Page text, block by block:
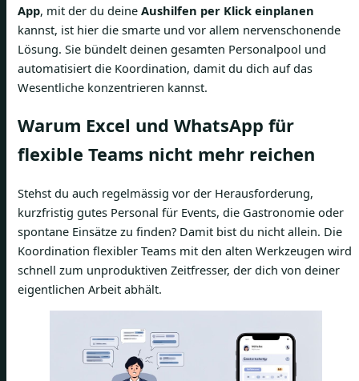
App, mit der du deine Aushilfen per Klick einplanen
kannst, ist hier die smarte und vor allem nervenschonende
Lösung. Sie bündelt deinen gesamten Personalpool und
automatisiert die Koordination, damit du dich auf das
Wesentliche konzentrieren kannst.
Warum Excel und WhatsApp für
flexible Teams nicht mehr reichen
Stehst du auch regelmässig vor der Herausforderung,
kurzfristig gutes Personal für Events, die Gastronomie oder
spontane Einsätze zu finden? Damit bist du nicht allein. Die
Koordination flexibler Teams mit den alten Werkzeugen wird
schnell zum unproduktiven Zeitfresser, der dich von deiner
eigentlichen Arbeit abhält.